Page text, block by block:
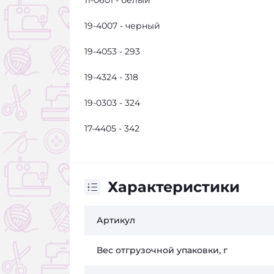
19-4007 - черный
19-4053 - 293
19-4324 - 318
19-0303 - 324
17-4405 - 342
Характеристики
Артикул
Вес отгрузочной упаковки, г